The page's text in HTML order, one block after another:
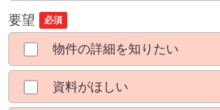
要望 必須
物件の詳細を知りたい
資料がほしい